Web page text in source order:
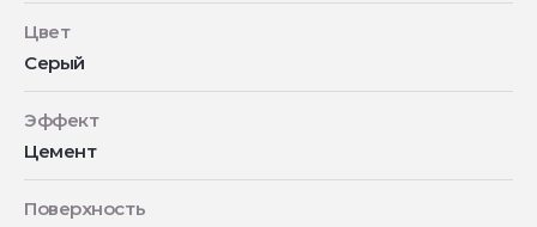
Цвет
Серый
Эффект
Цемент
Поверхность